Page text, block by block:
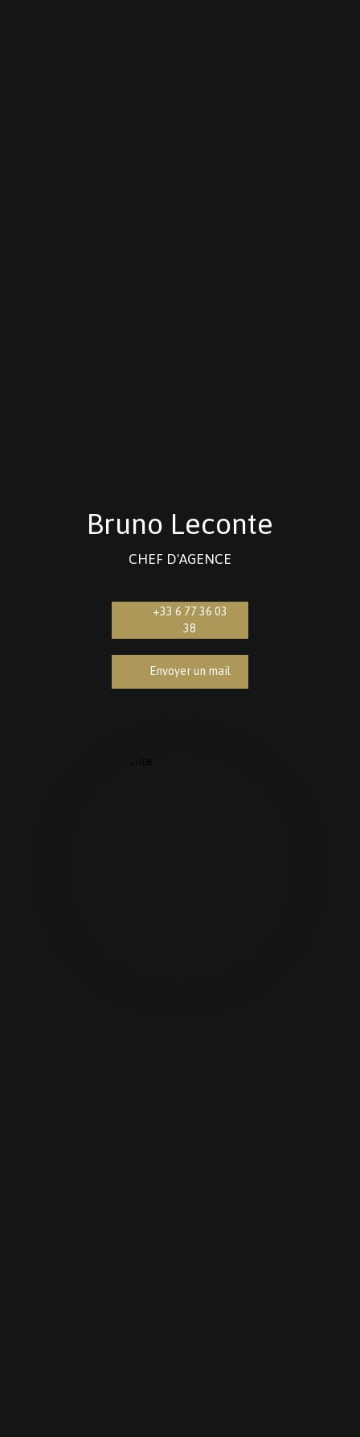
Bruno Leconte
CHEF D'AGENCE
+33 6 77 36 03
38
Envoyer un mail